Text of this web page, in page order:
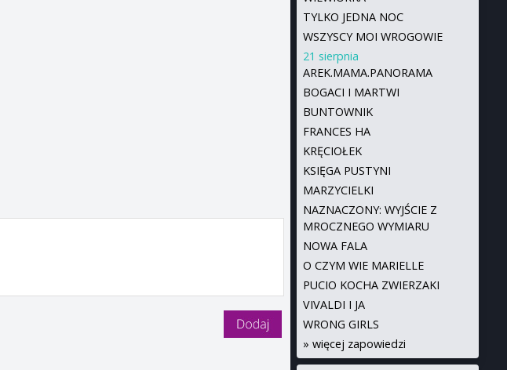
TYLKO JEDNA NOC
WSZYSCY MOI WROGOWIE
21 sierpnia
AREK.MAMA.PANORAMA
BOGACI I MARTWI
BUNTOWNIK
FRANCES HA
KRĘCIOŁEK
KSIĘGA PUSTYNI
MARZYCIELKI
NAZNACZONY: WYJŚCIE Z
MROCZNEGO WYMIARU
NOWA FALA
O CZYM WIE MARIELLE
PUCIO KOCHA ZWIERZAKI
VIVALDI I JA
WRONG GIRLS
» więcej zapowiedzi